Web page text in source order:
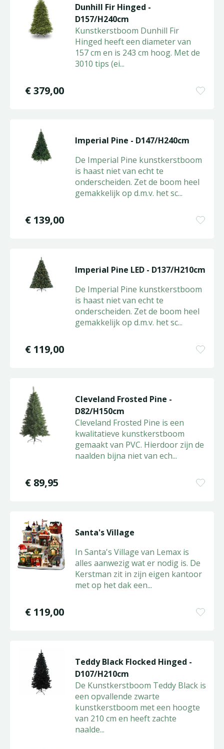
Dunhill Fir Hinged -
D157/H240cm
Kunstkerstboom Dunhill Fir
Hinged heeft een diameter van
157 cm en is 243 cm hoog. Met de
3010 tips (ei...
€379,00
Imperial Pine - D147/H240cm
De Imperial Pine kunstkerstboom
is haast niet van echt te
onderscheiden. Zet de boom heel
gemakkelijk op d.m.v. het sc...
€ 139,00
Imperial Pine LED - D137/H210cm
De Imperial Pine kunstkerstboom
is haast niet van echt te
onderscheiden. Zet de boom heel
gemakkelijk op d.m.v. het sc...
€ 119,00
Cleveland Frosted Pine -
D82/H150cm
Cleveland Frosted Pine is een
kwalitatieve kunstkerstboom
gemaakt van PVC. Hierdoor zijn de
naalden bijna niet van ech...
€ 89,95
Santa's Village
In Santa's Village van Lemax is
alles aanwezig wat er nodig is. De
Kerstman zit in zijn eigen kantoor
met op het dak een...
€ 119,00
Teddy Black Flocked Hinged -
D107/H210cm
De Kunstkerstboom Teddy Black is
een opvallende zwarte
kunstkerstboom met een hoogte
van 210 cm en heeft zachte
naalde...